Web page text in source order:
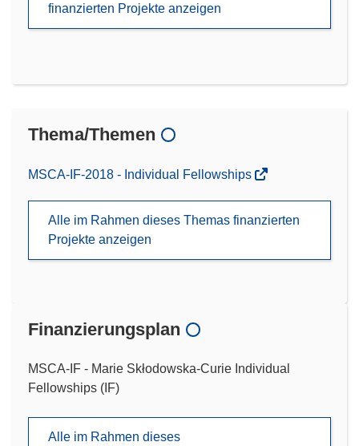
finanzierten Projekte anzeigen
Thema/Themen
MSCA-IF-2018 - Individual Fellowships
Alle im Rahmen dieses Themas finanzierten
Projekte anzeigen
Finanzierungsplan
MSCA-IF - Marie Skłodowska-Curie Individual
Fellowships (IF)
Alle im Rahmen dieses